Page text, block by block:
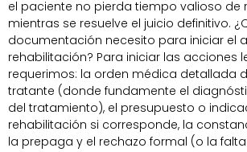
el paciente no pierda tiempo valioso de
mientras se resuelve el juicio definitivo.
documentación necesito para iniciar el
rehabilitación? Para iniciar las acciones
requerimos: la orden médica detallada
tratante (donde fundamente el
del tratamiento), el presupuesto o
rehabilitación si corresponde, la
la prepaga y el rechazo formal (o la